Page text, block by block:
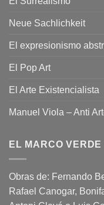
Neue Sachlichkeit
El expresionismo
El Pop Art
El Arte Existencialista
Manuel Viola – Anti
EL MARCO VERDE
Obras de: Fernando
Rafael Canogar,